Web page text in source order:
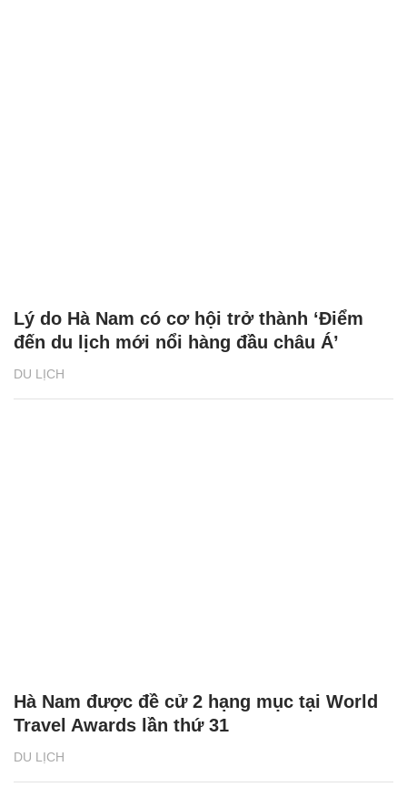
DU LỊCH
Lý do Hà Nam có cơ hội trở thành ‘Điểm
đến du lịch mới nổi hàng đầu châu Á’
DU LỊCH
Hà Nam được đề cử 2 hạng mục tại World
Travel Awards lần thứ 31